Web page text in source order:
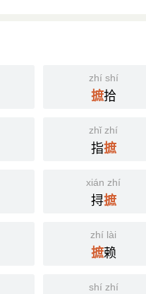
zhí shí
摭拾
zhǐ zhí
指摭
xián zhí
挦摭
zhí lài
摭赖
shí zhí